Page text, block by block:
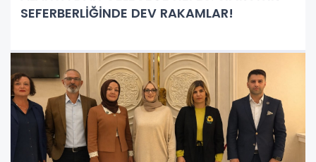
SEFERBERLİĞİNDE DEV RAKAMLAR!